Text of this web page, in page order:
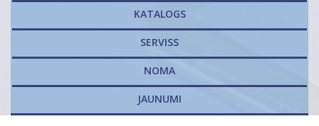
KATALOGS
​SERVISS
NOMA
JAUNUMI